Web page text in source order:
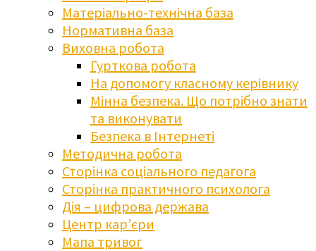
Матеріально-технічна база
Нормативна база
Виховна робота
Гурткова робота
На допомогу класному керівнику
Мінна безпека. Що потрібно знати
та виконувати
Безпека в Інтернеті
Методична робота
Сторінка соціального педагога
Сторінка практичного психолога
Дія – цифрова держава
Центр кар’єри
Мапа тривог